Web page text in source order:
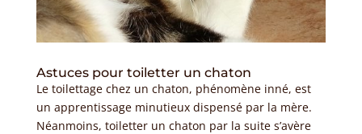
Astuces pour toiletter un chaton
Le toilettage chez un chaton, phénomène inné, est
un apprentissage minutieux dispensé par la mère.
Néanmoins, toiletter un chaton par la suite s’avère